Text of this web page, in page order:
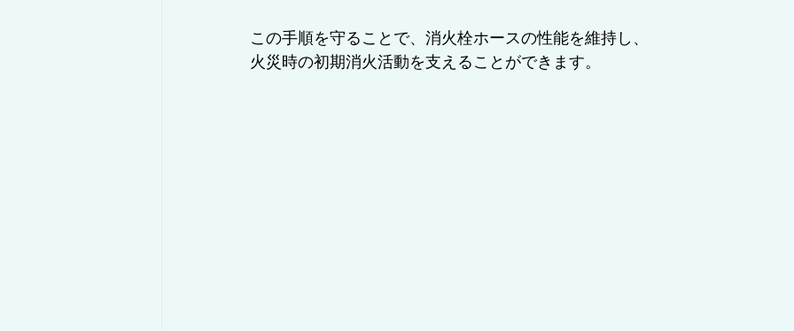
この手順を守ることで、消火栓ホースの性能を維持し、
火災時の初期消火活動を支えることができます。